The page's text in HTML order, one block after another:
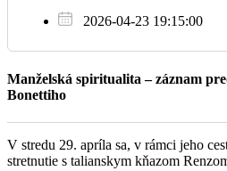
17:45
Považany
11.2.
Za zdravie a Božiu
organizuje v rámci Roka sv.
povedú do rodiska sv.
(tretie najväčšie pútnické
kde Faustína zomrela. Cena je
záujemcovia sa môžu hlásiť do
Pán Boh odmeň zaza
2026-04-23 19:15:00
Manželská spiritualita – záznam
Bonettiho
V stredu 29. apríla sa, v rámci jeho
stretnutie s talianskym kňazom